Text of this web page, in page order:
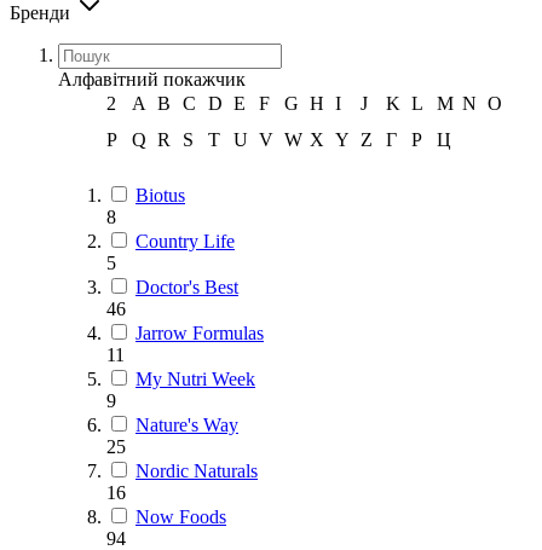
Бренди
Алфавітний покажчик
2
A B C D E F G H I J K L M N O
P
Q R S T U V W X Y Z Г Р Ц
Biotus
8
Country Life
5
Doctor's Best
46
Jarrow Formulas
11
My Nutri Week
9
Nature's Way
25
Nordic Naturals
16
Now Foods
94